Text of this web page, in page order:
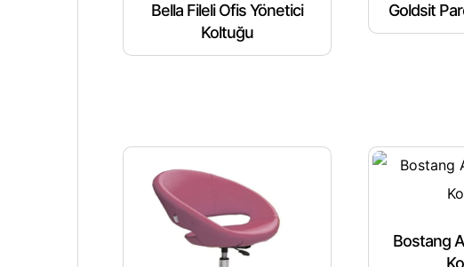
Bella Fileli Ofis Yönetici
Koltuğu
Goldsit
Bostang